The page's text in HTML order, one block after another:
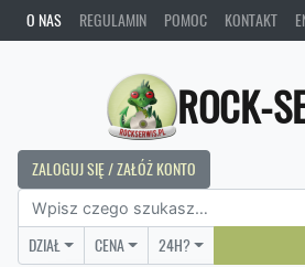
O NAS REGULAMIN POMOC KONTAKT
ROCK-
ZALOGUJ SIĘ / ZAŁÓŻ KONTO
DZIAŁ CENA 24H?